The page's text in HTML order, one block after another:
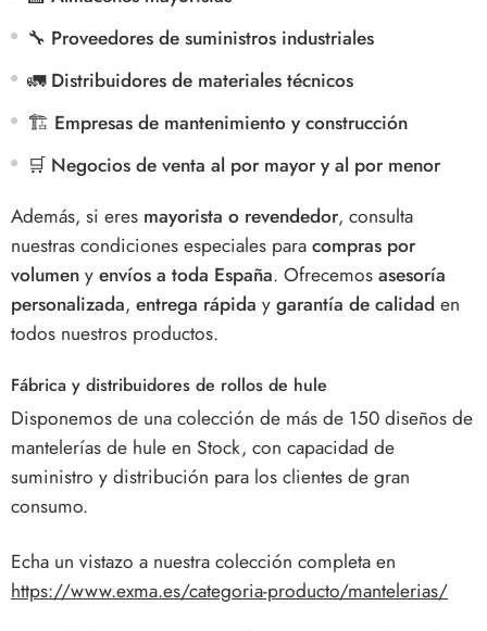
🔧 Proveedores de suministros industriales
🚛Distribuidores de materiales técnicos
🏗️ Empresas de mantenimiento y construcción
🛒 Negocios de venta al por mayor y al por menor
Además, si eres mayorista o revendedor, consulta
nuestras condiciones especiales paracompras por
volumenyenvíos a toda España. Ofrecemosasesoría
personalizada, entrega rápida ygarantía de calidad en
todos nuestros productos.
Fábrica y distribuidores de rollos de hule
Disponemos de una colección de más de 150 diseños de
mantelerías de hule en Stock, con capacidad de
suministro y distribución para los clientes de gran
consumo.
Echa un vistazo a nuestra colección completa en
https://www.exma.es/categoria-producto/mantelerias/